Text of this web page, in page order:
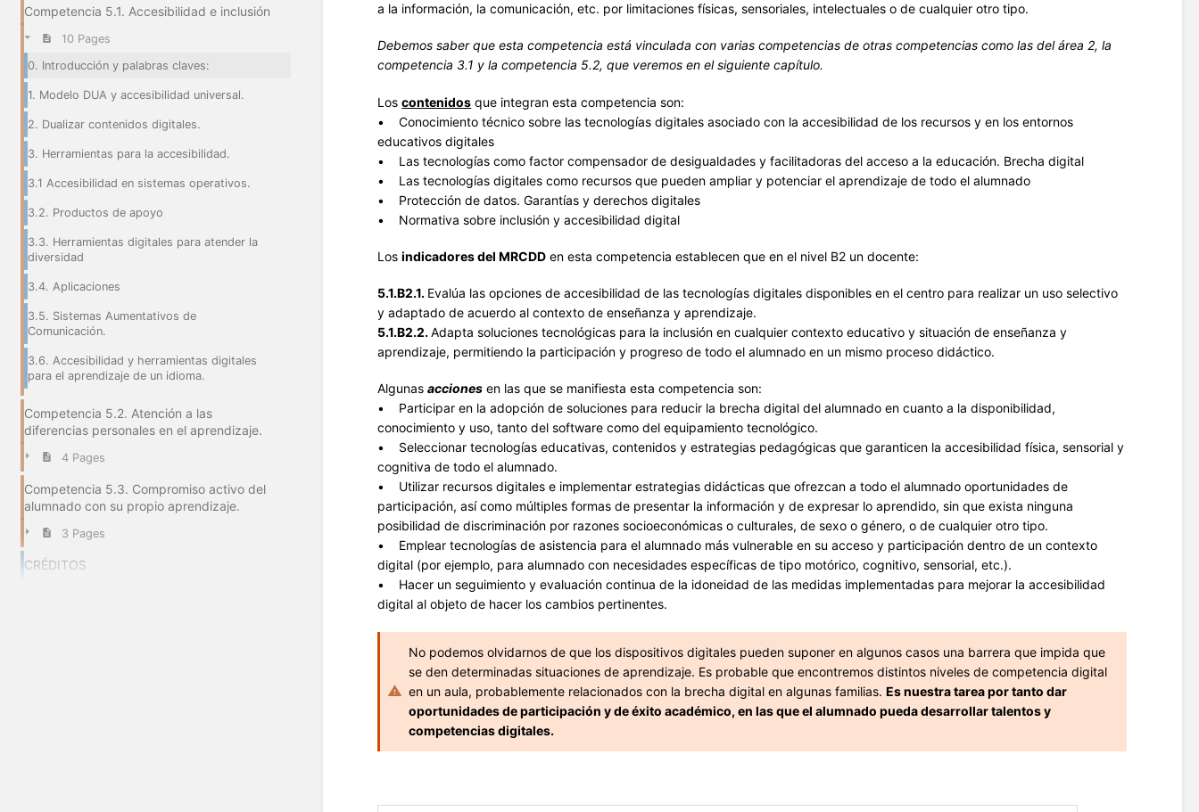
Competencia 5.1. Accesibilidad e inclusión
10 Pages
0. Introducción y palabras claves:
1. Modelo DUA y accesibilidad universal.
2. Dualizar contenidos digitales.
3. Herramientas para la accesibilidad.
3.1 Accesibilidad en sistemas operativos.
3.2. Productos de apoyo
3.3. Herramientas digitales para atender la
diversidad
3.4. Aplicaciones
3.5. Sistemas Aumentativos de
Comunicación.
3.6. Accesibilidad y herramientas digitales
para el aprendizaje de un idioma.
Competencia 5.2. Atención a las
diferencias personales en el aprendizaje.
4 Pages
Competencia 5.3. Compromiso activo del
alumnado con su propio aprendizaje.
3 Pages
CRÉDITOS
a la información, la comunicación, etc. por limitaciones físicas, sensoriales, intelectuales o de cualquier otro tipo.
Debemos saber que esta competencia está vinculada con varias competencias de otras competencias como las del área 2, la
competencia 3.1 y la competencia 5.2, que veremos en el siguiente capítulo.
Loscontenidos que integran esta competencia son:
• Conocimiento técnico sobre las tecnologías digitales asociado con la accesibilidad de los recursos y en los entornos
educativos digitales
• Las tecnologías como factor compensador de desigualdades y facilitadoras del acceso a la educación. Brecha digital
• Las tecnologías digitales como recursos que pueden ampliar y potenciar el aprendizaje de todo el alumnado
• Protección de datos. Garantías y derechos digitales
• Normativa sobre inclusión y accesibilidad digital
Losindicadores del MRCDD en esta competencia establecen que en el nivel B2 un docente:
5.1.B2.1. Evalúa las opciones de accesibilidad de las tecnologías digitales disponibles en el centro para realizar un uso selectivo
y adaptado de acuerdo al contexto de enseñanza y aprendizaje.
5.1.B2.2.Adapta soluciones tecnológicas para la inclusión en cualquier contexto educativo y situación de enseñanza y
aprendizaje, permitiendo la participación y progreso de todo el alumnado en un mismo proceso didáctico.
Algunasacciones en las que se manifiesta esta competencia son:
• Participar en la adopción de soluciones para reducir la brecha digital del alumnado en cuanto a la disponibilidad,
conocimiento y uso, tanto del software como del equipamiento tecnológico.
• Seleccionar tecnologías educativas, contenidos y estrategias pedagógicas que garanticen la accesibilidad física, sensorial y
cognitiva de todo el alumnado.
• Utilizar recursos digitales e implementar estrategias didácticas que ofrezcan a todo el alumnado oportunidades de
participación, así como múltiples formas de presentar la información y de expresar lo aprendido, sin que exista ninguna
posibilidad de discriminación por razones socioeconómicas o culturales, de sexo o género, o de cualquier otro tipo.
• Emplear tecnologías de asistencia para el alumnado más vulnerable en su acceso y participación dentro de un contexto
digital (por ejemplo, para alumnado con necesidades específicas de tipo motórico, cognitivo, sensorial, etc.).
• Hacer un seguimiento y evaluación continua de la idoneidad de las medidas implementadas para mejorar la accesibilidad
digital al objeto de hacer los cambios pertinentes.
No podemos olvidarnos de que los dispositivos digitales pueden suponer en algunos casos una barrera que impida que
se den determinadas situaciones de aprendizaje. Es probable que encontremos distintos niveles de competencia digital
en un aula, probablemente relacionados con la brecha digital en algunas familias.Es nuestra tarea por tanto dar
oportunidades de participación y de éxito académico, en las que el alumnado pueda desarrollar talentos y
competencias digitales.